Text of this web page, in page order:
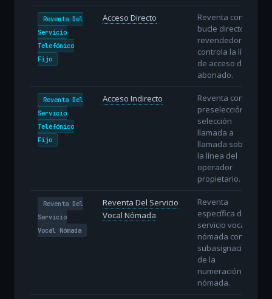
Reventa Del
Servicio
Telefónico
Fijo
Acceso Directo
Reventa con
bucle directo: el
revendedor
controla la línea
de acceso del
abonado.
Reventa Del
Servicio
Telefónico
Fijo
Acceso Indirecto
Reventa con
preselección o
selección
llamada a
llamada sobre
la línea del
operador
propietario.
Reventa Del
Servicio
Vocal Nómada
Reventa Del Servicio
Vocal Nómada
Reventa
específica del
servicio vocal
nómada con
subasignación
de la
numeración
nómada.